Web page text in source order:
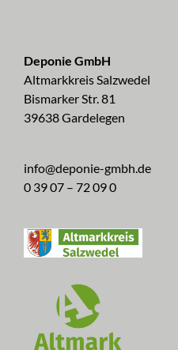
Deponie GmbH
Altmarkkreis Salzwedel
Bismarker Str. 81
39638 Gardelegen
info@deponie-gmbh.de
0 39 07 – 72 09 0